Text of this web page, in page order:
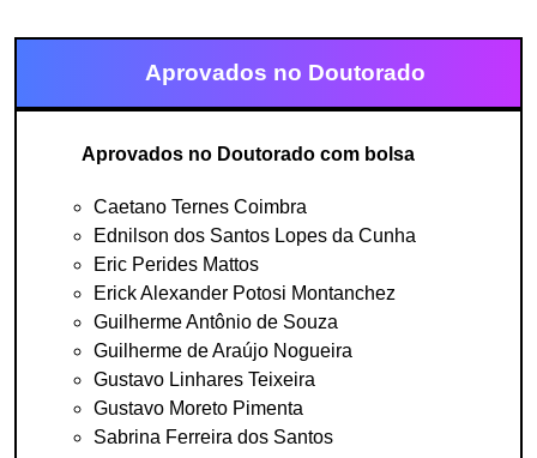
Aprovados no Doutorado
Aprovados no Doutorado com bolsa
Caetano Ternes Coimbra
Ednilson dos Santos Lopes da Cunha
Eric Perides Mattos
Erick Alexander Potosi Montanchez
Guilherme Antônio de Souza
Guilherme de Araújo Nogueira
Gustavo Linhares Teixeira
Gustavo Moreto Pimenta
Sabrina Ferreira dos Santos